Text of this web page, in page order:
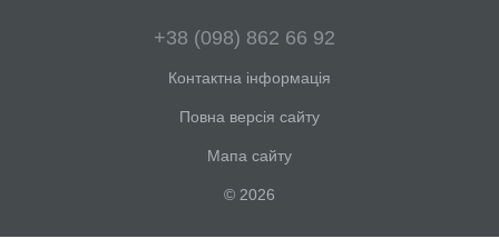
+38 (098) 862 66 92
Контактна інформація
Повна версія сайту
Мапа сайту
© 2026